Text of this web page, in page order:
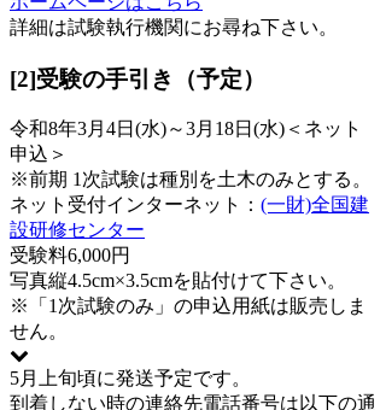
詳細は試験執行機関にお尋ね下さい。
[2]受験の手引き（予定）
令和8年3月4日(水)～3月18日(水) ＜ネット
申込＞
※前期 1次試験は種別を土木のみとする。
ネット受付インターネット： (一財)全国建
設研修センター
受験料6,000円
写真縦4.5cm×3.5cmを貼付けて下さい。
※「1次試験のみ」の申込用紙は販売しま
せん。
5月上旬頃に発送予定です。
到着しない時の連絡先電話番号は以下の通